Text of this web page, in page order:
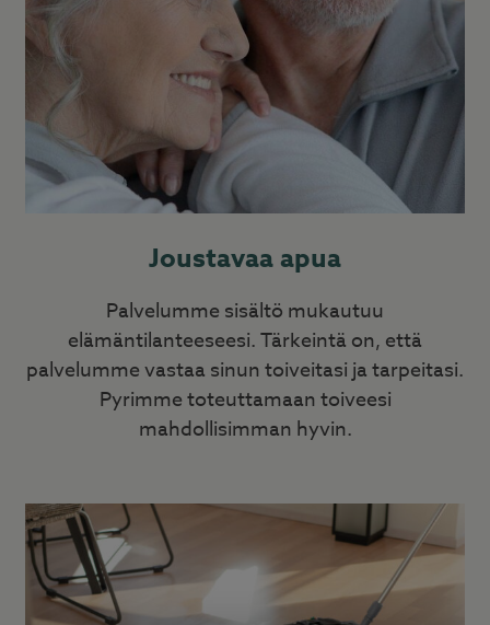
Joustavaa apua
Palvelumme sisältö mukautuu
elämäntilanteeseesi. Tärkeintä on, että
palvelumme vastaa sinun toiveitasi ja tarpeitasi.
Pyrimme toteuttamaan toiveesi
mahdollisimman hyvin.